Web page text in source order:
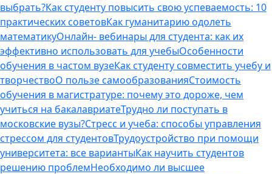
выбрать?Как студенту повысить свою успеваемость: 10
практических советовКак гуманитарию одолеть
математикуОнлайн- вебинары для студента: как их
эффективно использовать для учебыОсобенности
обучения в частом вузеКак студенту совместить учебу и
творчествоО пользе самообразованияСтоимость
обучения в магистратуре: почему это дороже, чем
учиться на бакалавриатеТрудно ли поступать в
московские вузы?Стресс и учеба: способы управления
стрессом для студентовТрудоустройство при помощи
университета: все вариантыКак научить студентов
решению проблемНеобходимо ли высшее